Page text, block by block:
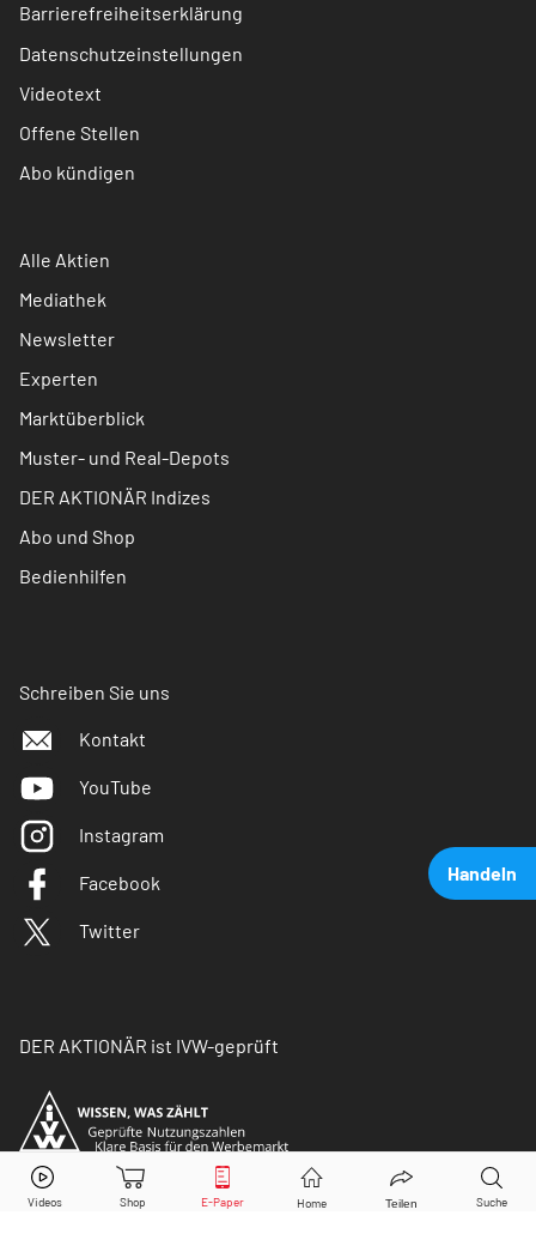
Handeln
Deutsche Lufthansa Aktie jetzt handeln?
Barrierefreiheitserklärung
Datenschutzeinstellungen
Videotext
Offene Stellen
Abo kündigen
Alle Aktien
Mediathek
Newsletter
Experten
Marktüberblick
Muster- und Real-Depots
DER AKTIONÄR Indizes
Abo und Shop
Bedienhilfen
Schreiben Sie uns
Kontakt
YouTube
Instagram
Facebook
Twitter
DER AKTIONÄR ist IVW-geprüft